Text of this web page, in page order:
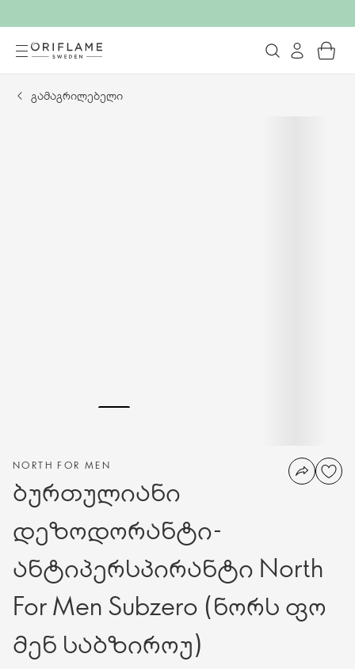
გამაგრილებელი
NORTH FOR MEN
ბურთულიანი
დეზოდორანტი-
ანტიპერსპირანტი North
For Men Subzero (ნორს ფო
მენ საბზიროუ)